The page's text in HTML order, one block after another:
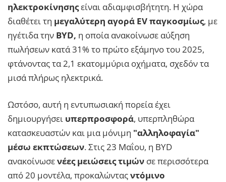
ηλεκτροκίνησηςείναι αδιαμφισβήτητη. Η χώρα
διαθέτει τη μεγαλύτερη αγορά EV παγκοσμίως, με
ηγέτιδα την BYD, η οποία ανακοίνωσε αύξηση
πωλήσεων κατά 31% το πρώτο εξάμηνο του 2025,
φτάνοντας τα 2,1 εκατομμύρια οχήματα, σχεδόν τα
μισά πλήρως ηλεκτρικά.
Ωστόσο, αυτή η εντυπωσιακή πορεία έχει
δημιουργήσει υπερπροσφορά, υπερπληθώρα
κατασκευαστών και μια μόνιμη "αλληλοφαγία"
μέσω εκπτώσεων. Στις 23 Μαΐου, η BYD
ανακοίνωσενέες μειώσεις τιμών σε περισσότερα
από 20 μοντέλα, προκαλώνταςντόμινο